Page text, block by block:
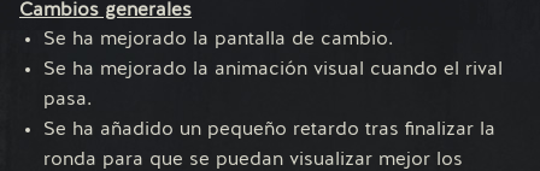
Cambios generales
Se ha mejorado la pantalla de cambio.
Se ha mejorado la animación visual cuando el rival
pasa.
Se ha añadido un pequeño retardo tras finalizar la
ronda para que se puedan visualizar mejor los